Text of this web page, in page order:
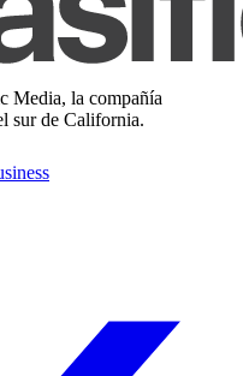
Media, la compañía
sur de California.